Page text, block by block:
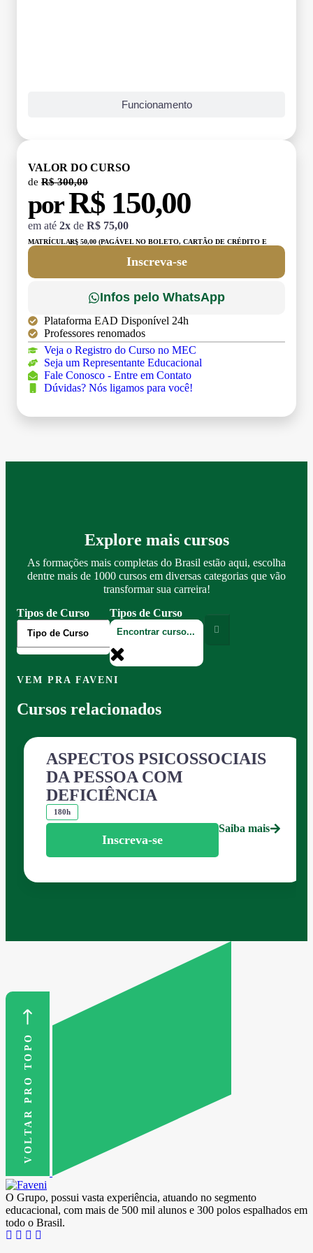
Funcionamento
VALOR DO CURSO
de R$ 300,00
porR$ 150,00
em até 2x de R$ 75,00
MATRÍCULA:R$ 50,00 (PAGÁVEL NO BOLETO, CARTÃO DE CRÉDITO E
Inscreva-se
Infos pelo WhatsApp
Plataforma EAD Disponível 24h
Professores renomados
Veja o Registro do Curso no MEC
Seja um Representante Educacional
Fale Conosco - Entre em Contato
Dúvidas? Nós ligamos para você!
Explore mais cursos
As formações mais completas do Brasil estão aqui, escolha
dentre mais de 1000 cursos em diversas categorias que vão
transformar sua carreira!
Tipos de Curso
Tipos de Curso
VEM PRA FAVENI
Cursos relacionados
ASPECTOS PSICOSSOCIAIS
DA PESSOA COM
DEFICIÊNCIA
180h
Inscreva-se
Saiba mais
VOLTAR PRO TOPO
O Grupo, possui vasta experiência, atuando no segmento
educacional, com mais de 500 mil alunos e 300 polos espalhados em
todo o Brasil.